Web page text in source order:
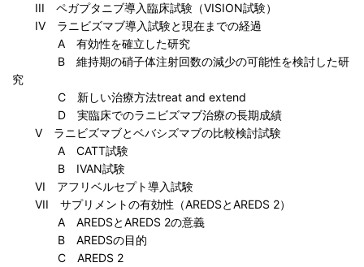
III ペガプタニブ導入臨床試験（VISION試験）
IV ラニビズマブ導入試験と現在までの経過
A 有効性を確立した研究
B 維持期の硝子体注射回数の減少の可能性を検討した研
究
C 新しい治療方法treat and extend
D 実臨床でのラニビズマブ治療の長期成績
V ラニビズマブとベバシズマブの比較検討試験
A CATT試験
B IVAN試験
VI アフリベルセプト導入試験
VII サプリメントの有効性（AREDSとAREDS 2）
A AREDSとAREDS 2の意義
B AREDSの目的
C AREDS 2